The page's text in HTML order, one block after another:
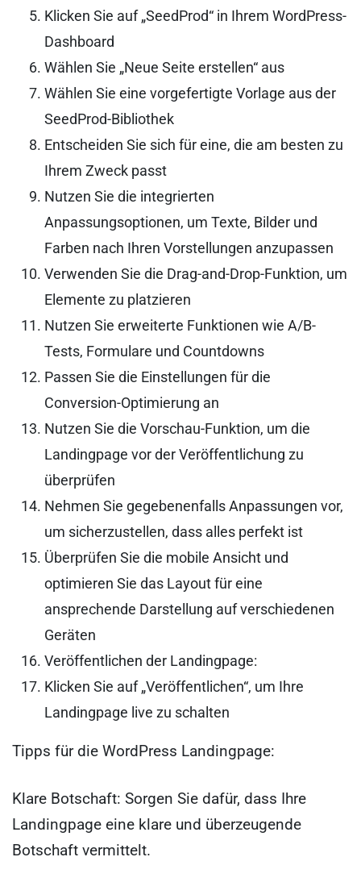
Klicken Sie auf „SeedProd“ in Ihrem WordPress-
Dashboard
Wählen Sie „Neue Seite erstellen“ aus
Wählen Sie eine vorgefertigte Vorlage aus der
SeedProd-Bibliothek
Entscheiden Sie sich für eine, die am besten zu
Ihrem Zweck passt
Nutzen Sie die integrierten
Anpassungsoptionen, um Texte, Bilder und
Farben nach Ihren Vorstellungen anzupassen
Verwenden Sie die Drag-and-Drop-Funktion, um
Elemente zu platzieren
Nutzen Sie erweiterte Funktionen wie A/B-
Tests, Formulare und Countdowns
Passen Sie die Einstellungen für die
Conversion-Optimierung an
Nutzen Sie die Vorschau-Funktion, um die
Landingpage vor der Veröffentlichung zu
überprüfen
Nehmen Sie gegebenenfalls Anpassungen vor,
um sicherzustellen, dass alles perfekt ist
Überprüfen Sie die mobile Ansicht und
optimieren Sie das Layout für eine
ansprechende Darstellung auf verschiedenen
Geräten
Veröffentlichen der Landingpage:
Klicken Sie auf „Veröffentlichen“, um Ihre
Landingpage live zu schalten
Tipps für die WordPress Landingpage:
Klare Botschaft: Sorgen Sie dafür, dass Ihre
Landingpage eine klare und überzeugende
Botschaft vermittelt.